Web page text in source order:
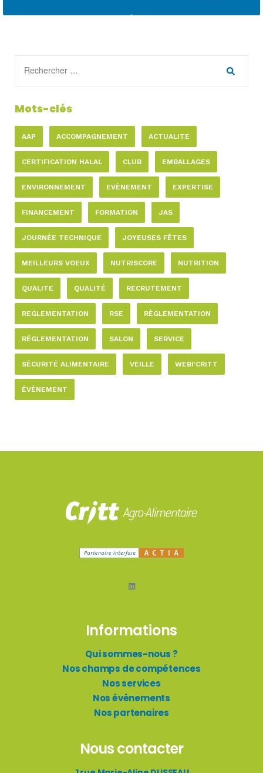
Mots-clés
AAP ACCOMPAGNEMENT ACTUALITE
CERTIFICATION HALAL CLUB EMBALLAGES
ENVIRONNEMENT EVÈNEMENT EXPERTISE
FINANCEMENT FORMATION JAS
JOURNÉE TECHNIQUE JOYEUSES FÊTES
MEILLEURS VOEUX NUTRISCORE NUTRITION
QUALITE QUALITÉ RECRUTEMENT
REGLEMENTATION RSE RÈGLEMENTATION
RÉGLEMENTATION SALON SERVICE
SÉCURITÉ ALIMENTAIRE VEILLE WEBI'CRITT
ÉVÈNEMENT
Informations
Qui sommes-nous ?
Nos champs de compétences
Nos services
Nos évènements
Nos partenaires
Nous contacter